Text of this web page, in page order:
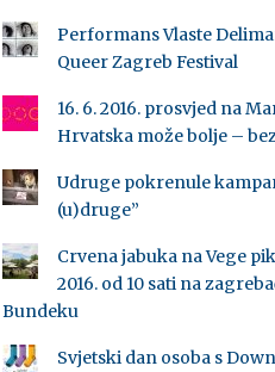
Performans Vlaste
Queer Zagreb Festival
16. 6. 2016. prosvjed na
Hrvatska može bolje –
Udruge pokrenule
(u)druge”
Crvena jabuka na Vege
2016. od 10 sati na
Bundeku
Svjetski dan osoba s